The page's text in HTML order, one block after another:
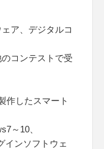
ア、デジタルコ
コンテストで受
作したスマート
～10、
インソフトウェ